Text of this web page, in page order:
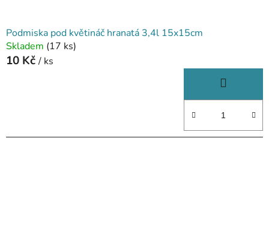
Podmiska pod květináč hranatá 3,4l 15x15cm
Skladem (17 ks)
10 Kč / ks